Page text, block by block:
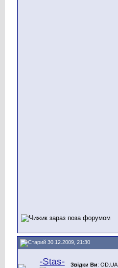
30.12.2009, 21:30
-Stas- Звідки Ви: OD.UA